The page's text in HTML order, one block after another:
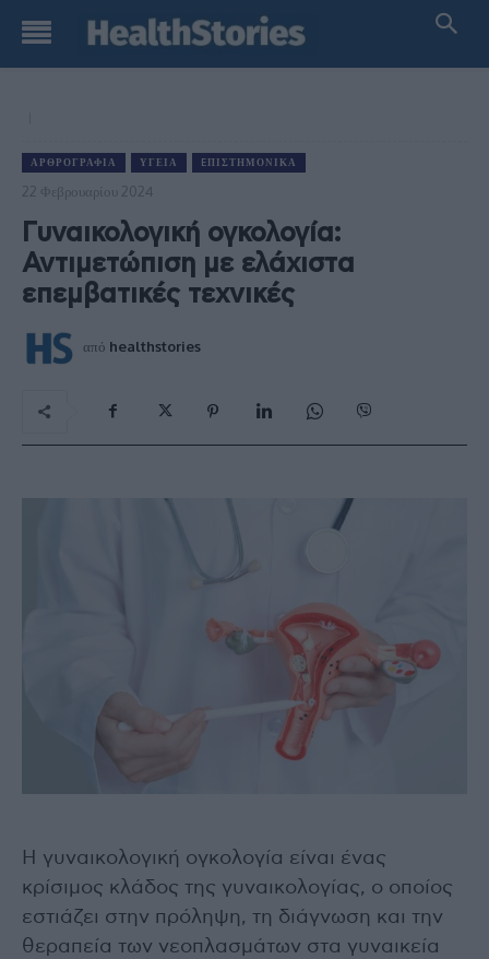
ΑΡΘΡΟΓΡΑΦΊΑ ΥΓΕΊΑ EΠΙΣΤΗΜΟΝΙΚΆ
22 Φεβρουαρίου 2024
Γυναικολογική ογκολογία:
Αντιμετώπιση με ελάχιστα
επεμβατικές τεχνικές
από healthstories
Η γυναικολογική ογκολογία είναι ένας
κρίσιμος κλάδος της γυναικολογίας, ο οποίος
εστιάζει στην πρόληψη, τη διάγνωση και την
θεραπεία των νεοπλασμάτων στα γυναικεία